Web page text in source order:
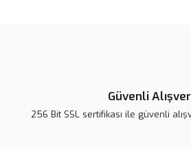
Güvenli
256 Bit SSL sertifikası ile güvenli